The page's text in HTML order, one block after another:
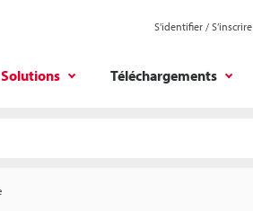
S'identifier / S’inscrire
Solutions Téléchargements